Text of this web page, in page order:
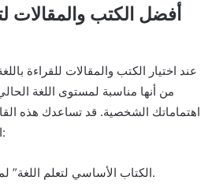
أفضل الكتب والمقالات
عند اختيار الكتب والمقالات للقراءة
من أنها مناسبة لمستوى اللغة
اهتماماتك الشخصية. قد تساعدك هذه
الكتب والمقالات المفيدة:
“الكتاب الأساسي لتعلم اللغة” لمؤلفه جون سميث.